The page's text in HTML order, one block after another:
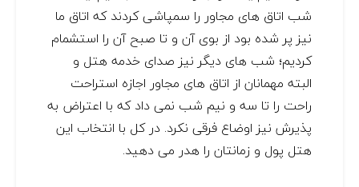
شب اتاق های مجاور را سمپاشی کردند که اتاق ما
نیز پر شده بود از بوی آن و تا صبح آن را استشمام
کردیم؛ شب های دیگر نیز صدای خدمه هتل و
البته مهمانان از اتاق های مجاور اجازه استراحت
راحت را تا سه و نیم شب نمی داد که با اعتراض به
پذیرش نیز اوضاع فرقی نکرد. در کل با انتخاب این
هتل پول و زمانتان را هدر می دهید.